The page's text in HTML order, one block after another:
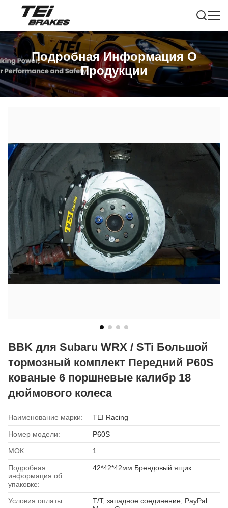
Подробная Информация О
Продукции
BBK для Subaru WRX / STi Большой
тормозный комплект Передний P60S
кованые 6 поршневые калибр 18
дюймового колеса
Наименование марки: TEI Racing
Номер модели: P60S
МОК: 1
Подробная
информация об
упаковке:
42*42*42мм Брендовый ящик
Условия оплаты:
T/T, западное соединение, PayPal